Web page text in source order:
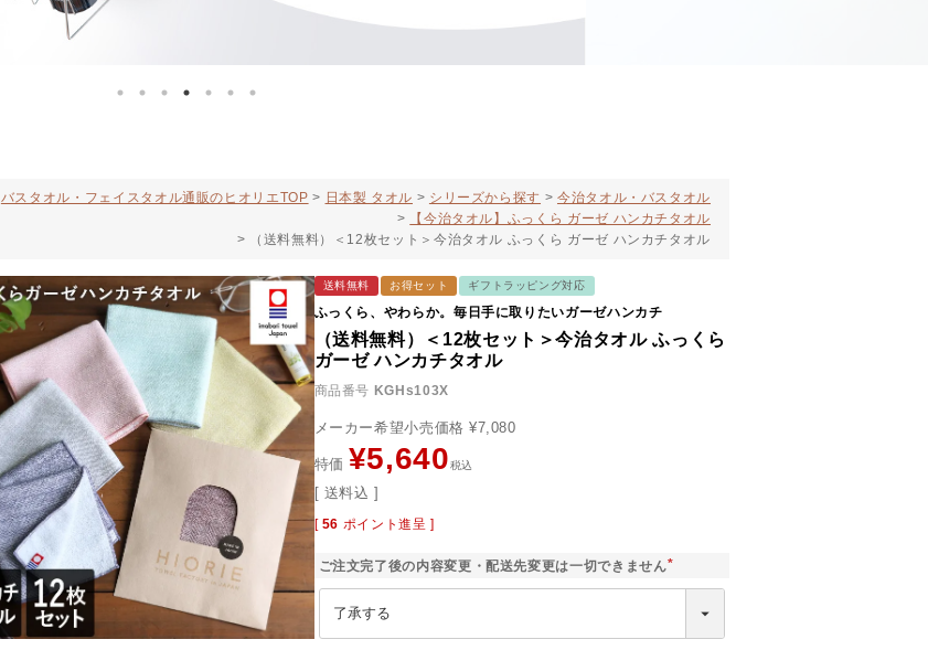
バスタオル・フェイスタオル通販のヒオリエTOP 日本製 タオル シリーズから探す
今治タオル・バスタオル
【今治タオル】ふっくら ガーゼ ハンカチタオル
（送料無料）＜12枚セット＞今治タオル ふっくら ガーゼ ハンカチタオル
送料無料 お得セット ギフトラッピング対応
ふっくら、やわらか。毎日手に取りたいガーゼハンカチ
（送料無料）＜12枚セット＞今治タオル ふっくら
ガーゼ ハンカチタオル
商品番号 KGHs103X
メーカー希望小売価格 ¥7,080
特価 ¥5,640税込
送料込
[ 56 ポイント進呈 ]
ご注文完了後の内容変更・配送先変更は一切できません
必